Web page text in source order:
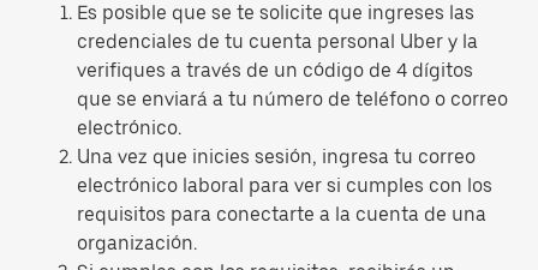
Es posible que se te solicite que ingreses las
credenciales de tu cuenta personal Uber y la
verifiques a través de un código de 4 dígitos
que se enviará a tu número de teléfono o correo
electrónico.
Una vez que inicies sesión, ingresa tu correo
electrónico laboral para ver si cumples con los
requisitos para conectarte a la cuenta de una
organización.